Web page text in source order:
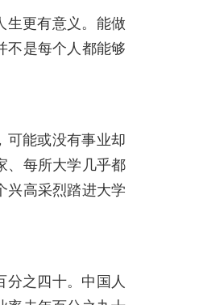
生更有意义。能做
不是每个人都能够
可能或没有事业却
、每所大学几乎都
兴高采烈踏进大学
分之四十。中国人